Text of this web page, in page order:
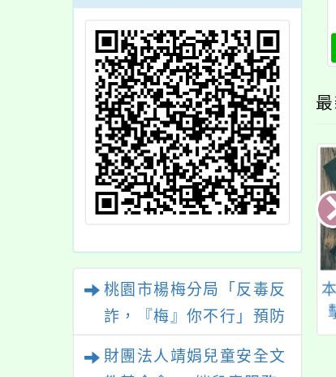
桃園市楊梅分局「反毒反
詐，『梅』你不行」預防
財團法人靖娟兒童安全文
人口販運相關
資源彙整表」
本府警察局最新製作
防制人口販運宣導影
宣導使用